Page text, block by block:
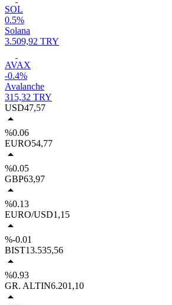
SOL
0.5%
Solana
3.509,92 TRY
AVAX
-0.4%
Avalanche
315,32 TRY
USD47,57
%0.06
EURO54,77
%0.05
GBP63,97
%0.13
EURO/USD1,15
%-0.01
BIST13.535,56
%0.93
GR. ALTIN6.201,10